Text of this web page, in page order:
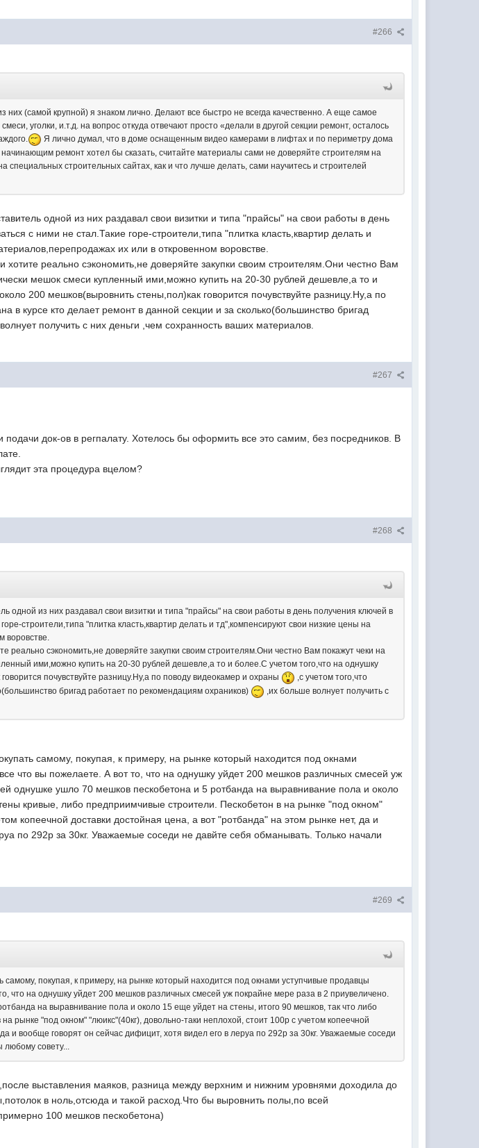
#266
них (самой крупной) я знаком лично. Делают все быстро не всегда качественно. А еще самое
уголки, и.т.д. на вопрос откуда отвечают просто «делали в другой секции ремонт, осталось
Я лично думал, что в доме оснащенным видео камерами в лифтах и по периметру дома
ремонт хотел бы сказать, считайте материалы сами не доверяйте строителям на
специальных строительных сайтах, как и что лучше делать, сами научитесь и строителей
одной из них раздавал свои визитки и типа "прайсы" на свои работы в день
с ними не стал.Такие горе-строители,типа "плитка класть,квартир делать и
их или в откровенном воровстве.
хотите реально сэкономить,не доверяйте закупки своим строителям.Они честно Вам
мешок смеси купленный ими,можно купить на 20-30 рублей дешевле,а то и
200 мешков(выровнить стены,пол)как говорится почувствуйте разницу.Ну,а по
в курсе кто делает ремонт в данной секции и за сколько(большинство бригад
получить с них деньги ,чем сохранность ваших материалов.
#267
док-ов в регпалату. Хотелось бы оформить все это самим, без посредников. В
эта процедура вцелом?
#268
одной из них раздавал свои визитки и типа "прайсы" на свои работы в день получения ключей в
строители,типа "плитка класть,квартир делать и тд",компенсируют свои низкие цены на
воровстве.
реально сэкономить,не доверяйте закупки своим строителям.Они честно Вам покажут чеки на
ими,можно купить на 20-30 рублей дешевле,а то и более.С учетом того,что на однушку
почувствуйте разницу.Ну,а по поводу видеокамер и охраны
,с учетом того,что
бригад работает по рекомендациям охраников)
,их больше волнует получить с
самому, покупая, к примеру, на рынке который находится под окнами
что вы пожелаете. А вот то, что на однушку уйдет 200 мешков различных смесей уж
однушке ушло 70 мешков пескобетона и 5 ротбанда на выравнивание пола и около
кривые, либо предприимчивые строители. Пескобетон в на рынке "под окном"
копеечной доставки достойная цена, а вот "ротбанда" на этом рынке нет, да и
по 292р за 30кг. Уважаемые соседи не давйте себя обманывать. Только начали
#269
покупая, к примеру, на рынке который находится под окнами уступчивые продавцы
что на однушку уйдет 200 мешков различных смесей уж покрайне мере раза в 2 приувеличено.
на выравнивание пола и около 15 еще уйдет на стены, итого 90 мешков, так что либо
рынке "под окном" "люикс"(40кг), довольно-таки неплохой, стоит 100р с учетом копеечной
и вообще говорят он сейчас дифицит, хотя видел его в леруа по 292р за 30кг. Уважаемые соседи
любому совету...
выставления маяков, разница между верхним и нижним уровнями доходила до
в ноль,отсюда и такой расход.Что бы выровнить полы,по всей
100 мешков пескобетона)